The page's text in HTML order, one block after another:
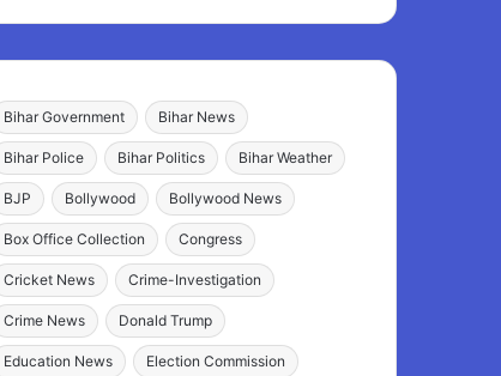
Bihar Government Bihar News
Bihar Police Bihar Politics Bihar Weather
BJP Bollywood Bollywood News
Box Office Collection Congress
Cricket News Crime-Investigation
Crime News Donald Trump
Education News Election Commission